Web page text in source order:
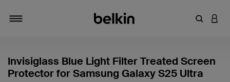
Saisir
Invisiglass Blue Light Filter Treated Screen
Protector for Samsung Galaxy S25 Ultra